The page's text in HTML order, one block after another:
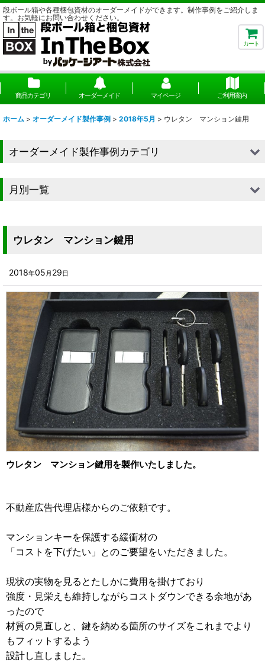
段ボール箱や各種梱包資材のオーダーメイドができます。制作事例をご紹介しま
す。お気軽にお問い合わせください。
カート
商品カテゴリ オーダーメイド マイページ ご利用案内
ホーム > オーダーメイド製作事例 > 2018年5月 > ウレタン マンション鍵用
ウレタン マンション鍵用
2018年05 月 29日
ウレタン マンション鍵用を製作いたしました。
不動産広告代理店様からのご依頼です。
マンションキーを保護する緩衝材の
「コストを下げたい」とのご要望をいただきました。
現状の実物を見るとたしかに費用を掛けており
強度・見栄えも維持しながらコストダウンできる余地があ
ったので
材質の見直しと、鍵を納める箇所のサイズをこれまでより
もフィットするよう
設計し直しました。
オーダーメイド製作事例カテゴリ
■段ボール（箱以外）
■組箱
■その他箱・ケース
■袋
■ウレタン・スポンジ
■気泡緩衝材・ミラーマット
■その他発泡材・緩衝材
■その他資材
楽器・音響機器用
瓶・缶・ボトル用
スポーツ・アウトドア・健康用
時計・宝飾品用
食品・食材用
記録メディア用（USBほか）
車・モビリティ用
産業・電化製品用
ノベルティ
月別一覧
2025年
2023年
2022年
2021年
2020年
2019年
2018年
2017年
2016年
2015年
2012年
2010年
2009年